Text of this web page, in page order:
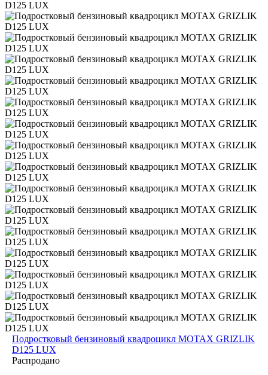
Подростковый бензиновый квадроцикл MOTAX GRIZLIK
D125 LUX
Распродано